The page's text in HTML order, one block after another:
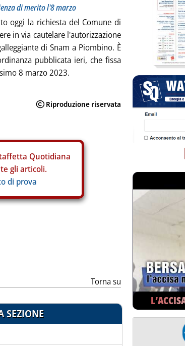
di merito l'8 marzo
oggi la richiesta del Comune di
in via cautelare l'autorizzazione
di Snam a Piombino. È
pubblicata ieri, che fissa
8 marzo 2023.
Quotidiana
gli articoli.
di prova
Torna su
SEZIONE